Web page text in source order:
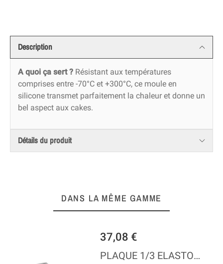
Description
A quoi ça sert ? Résistant aux températures
comprises entre -70°C et +300°C, ce moule en
silicone transmet parfaitement la chaleur et donne un
bel aspect aux cakes.
Détails du produit
DANS LA MÊME GAMME
37,08 €
PLAQUE 1/3 ELASTOMOULE - 15 MINI-MUFFINS